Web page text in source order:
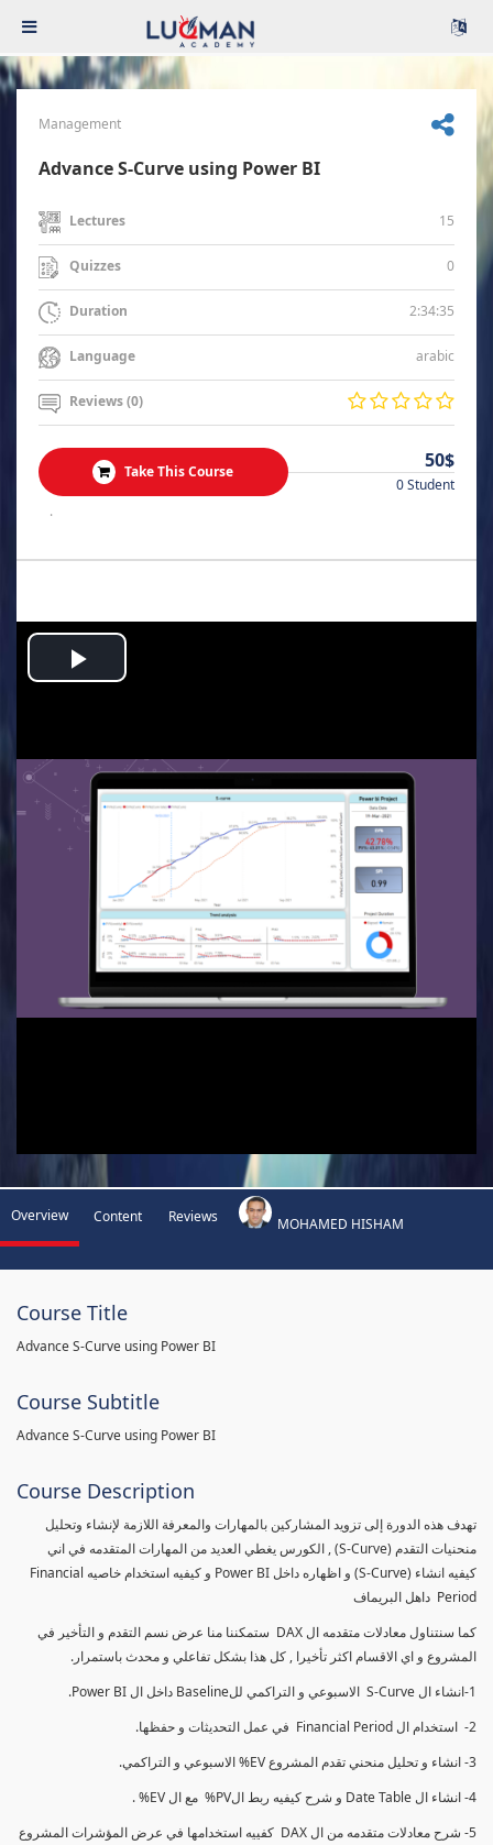
Management
Advance S-Curve using Power BI
Lectures 15
Quizzes 0
Duration 2:34:35
Language arabic
Reviews (0)
Take This Course 50$
0 Student
.
Play
Overview Content Reviews MOHAMED HISHAM
Course Title
Advance S-Curve using Power BI
Course Subtitle
Advance S-Curve using Power BI
Course Description
تهدف هذه الدورة إلى تزويد المشاركين بالمهارات والمعرفة اللازمة لإنشاء وتحليل
منحنيات التقدم (S-Curve) , الكورس يغطي العديد من المهارات المتقدمه في اني
كيفيه انشاء (S-Curve) و اظهاره داخل Power BI و كيفيه استخدام خاصيه Financial
Period داهل البريماف
كما سنتناول معادلات متقدمه ال DAX ستمكننا منا عرض نسم التقدم و التأخير في
المشروع و اي الاقسام اكثر تأخيرا , كل هذا بشكل تفاعلي و محدث باستمرار.
1-انشاء ال S-Curve الاسبوعي و التراكمي للBaseline داخل ال Power BI.
2- استخدام ال Financial Period في عمل التحديثات و حفظها.
3- انشاء و تحليل منحني تقدم المشروع EV% الاسبوعي و التراكمي.
4- انشاء ال Date Table و شرح كيفيه ربط الPV% مع ال EV% .
5- شرح معادلات متقدمه من ال DAX كفييه استخدامها في عرض المؤشرات المشروع